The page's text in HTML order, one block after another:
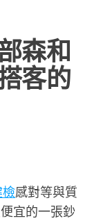
森和
客的
檢感對等與質
宜的一張鈔